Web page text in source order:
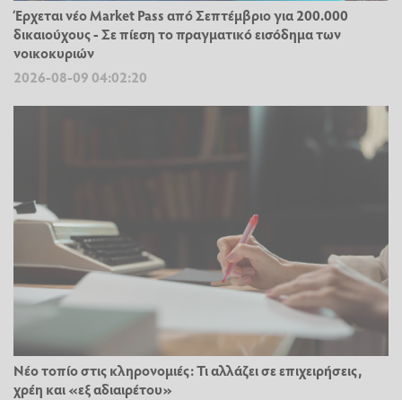
Έρχεται νέο Market Pass από Σεπτέμβριο για 200.000
δικαιούχους - Σε πίεση το πραγματικό εισόδημα των
νοικοκυριών
2026-08-09 04:02:20
Νέο τοπίο στις κληρονομιές: Τι αλλάζει σε επιχειρήσεις,
χρέη και «εξ αδιαιρέτου»